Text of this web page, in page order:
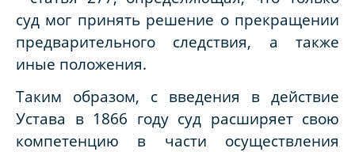
суд мог принять решение о прекращении
предварительного следствия, а также
иные положения.
Таким образом, с введения в действие
Устава в 1866 году суд расширяет свою
компетенцию в части осуществления